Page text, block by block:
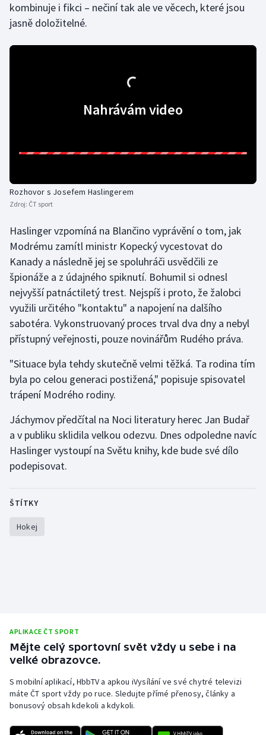
Motorsport
Olympijské hry
Rychlobruslení
Short track
Sportovní střelba
Stolní tenis
Triatlon
Veslování
Vodní slalom
Volejbal
Ostatní
kombinuje i fikci – nečiní tak ale ve věcech, které jsou
jasně doložitelné.
Nahrávám video
Rozhovor s Josefem Haslingerem
Zdroj: ČT sport
Haslinger vzpomíná na Blančino vyprávění o tom, jak
Modrému zamítl ministr Kopecký vycestovat do
Kanady a následně jej se spoluhráči usvědčili ze
špionáže a z údajného spiknutí. Bohumil si odnesl
nejvyšší patnáctiletý trest. Nejspíš i proto, že žalobci
využili určitého "kontaktu" a napojení na dalšího
sabotéra. Vykonstruovaný proces trval dva dny a nebyl
přístupný veřejnosti, pouze novinářům Rudého práva.
"Situace byla tehdy skutečně velmi těžká. Ta rodina tím
byla po celou generaci postižená," popisuje spisovatel
trápení Modrého rodiny.
Jáchymov předčítal na Noci literatury herec Jan Budař
a v publiku sklidila velkou odezvu. Dnes odpoledne navíc
Haslinger vystoupí na Světu knihy, kde bude své dílo
podepisovat.
ŠTÍTKY
Hokej
APLIKACE ČT SPORT
Mějte celý sportovní svět vždy u sebe i na
velké obrazovce.
S mobilní aplikací, HbbTV a apkou iVysílání ve své chytré televizi
máte ČT sport vždy po ruce. Sledujte přímé přenosy, články a
bonusový obsah kdekoli a kdykoli.